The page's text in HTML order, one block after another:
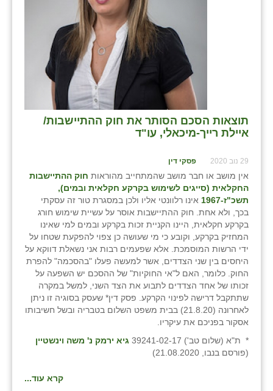
תוצאות הסכם הסותר את חוק ההתיישבות/
איילת רייך-מיכאלי, עו"ד
29 נוב 2020 פסקי דין
אין מושב או חבר מושב שהמתחייב מהוראות חוק ההתיישבות
החקלאית (סייגים לשימוש בקרקע חקלאית ובמים),
תשכ"ז-1967
אינו רלוונטי אליו ולכן במסגרת טור זה עסקתי
בכך, ולא אחת. חוק ההתיישבות אוסר על עשיית שימוש חורג
בקרקע חקלאית, היינו הקניית זכות בקרקע ובמים למי שאינו
המחזיק בקרקע, וקובע כי מי שעושה כן צפוי להפקעת שטחו על
ידי הרשות המוסמכת. אלא שפעמים רבות אני נשאלת דווקא על
היחסים בין שני הצדדים, אשר למעשה פעלו "בהסכמה" להפרת
החוק. כלומר, האם ל"אי החוקיות" של ההסכם יש השפעה על
זכותו של אחד הצדדים לתבוע את הצד השני, למשל במקרה
שתתקבל דרישה לפינוי הקרקע. פסק דין* שעסק בסוגיה זו ניתן
לאחרונה (21.8.20) בבית משפט השלום בטבריה ובשל חשיבותו
אסקור בפניכם את עיקריו.
* ת"א (שלום טב') 39241-02-17
גיא ירמק נ' משה וינשטיין
(פורסם בנבו, 21.08.2020)
קרא עוד...
כפר הרי״ף
כפר מרדכי
כפר סבא (אגרא)
כפר שמריהו
מגשימים
מישר
מכורה
מנחמיה